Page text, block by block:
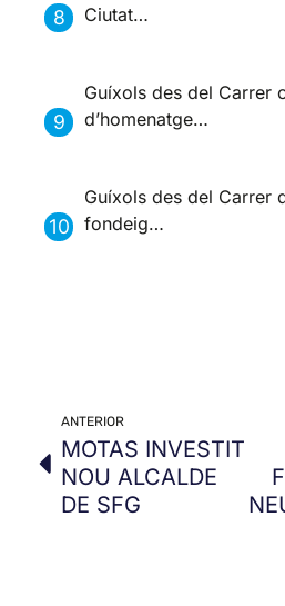
Ciutat…
Guíxols des del Carrer
d’homenatge…
Guíxols des del Carrer
fondeig…
ANTERIOR
MOTAS INVESTIT
NOU ALCALDE
DE SFG